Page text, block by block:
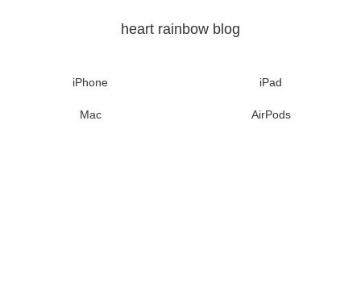
heart rainbow blog
iPhone iPad
Mac AirPods